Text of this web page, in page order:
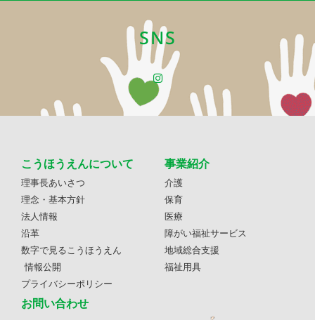
SNS
こうほうえんについて
理事長あいさつ
理念・基本方針
法人情報
沿革
数字で見るこうほうえん
情報公開
プライバシーポリシー
お問い合わせ
事業紹介
介護
保育
医療
障がい福祉サービス
地域総合支援
福祉用具